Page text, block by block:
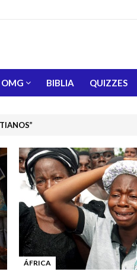
OMG BIBLIA QUIZZES
ÁFRICA